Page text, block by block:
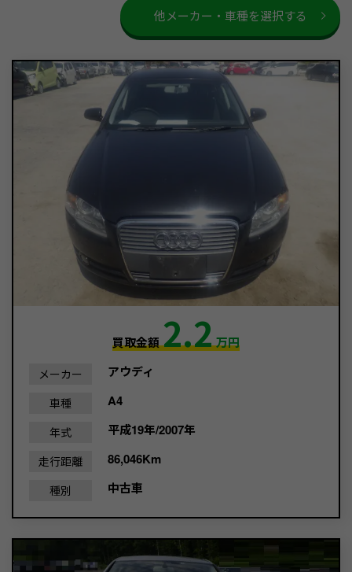
他メーカー・車種を選択する
買取金額2.2万円
メーカー アウディ
車種 A4
年式 平成19年/2007年
走行距離 86,046Km
種別 中古車